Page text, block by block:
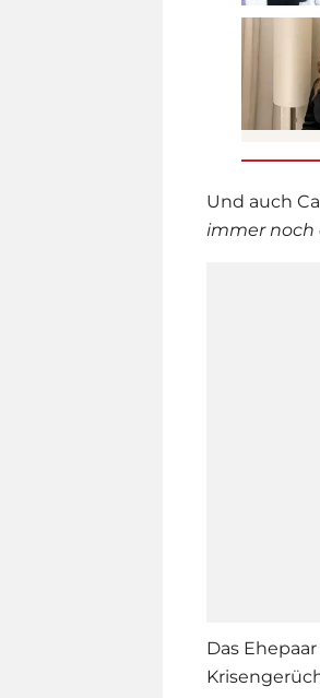
Und auch
immer noch
Das